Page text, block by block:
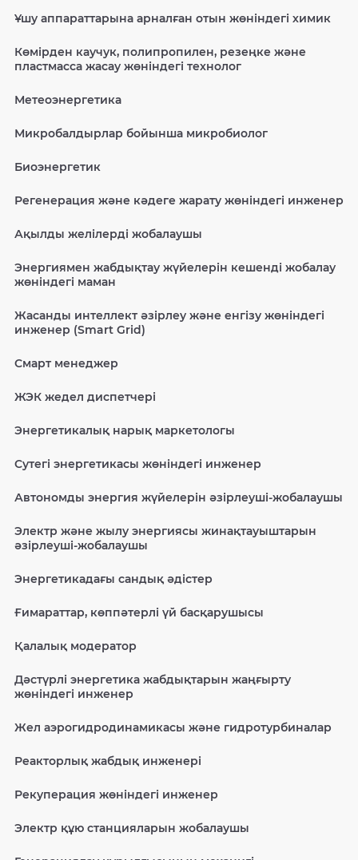
Ұшу аппараттарына арналған отын жөніндегі химик
Көмірден каучук, полипропилен, резеңке және
пластмасса жасау жөніндегі технолог
Метеоэнергетика
Микробалдырлар бойынша микробиолог
Биоэнергетик
Регенерация және кәдеге жарату жөніндегі инженер
Ақылды желілерді жобалаушы
Энергиямен жабдықтау жүйелерін кешенді жобалау
жөніндегі маман
Жасанды интеллект әзірлеу және енгізу жөніндегі
инженер (Smart Grid)
Смарт менеджер
ЖЭК жедел диспетчері
Энергетикалық нарық маркетологы
Сутегі энергетикасы жөніндегі инженер
Автономды энергия жүйелерін әзірлеуші-жобалаушы
Электр және жылу энергиясы жинақтауыштарын
әзірлеуші-жобалаушы
Энергетикадағы сандық әдістер
Ғимараттар, көппәтерлі үй басқарушысы
Қалалық модератор
Дәстүрлі энергетика жабдықтарын жаңғырту
жөніндегі инженер
Жел аэрогидродинамикасы және гидротурбиналар
Реакторлық жабдық инженері
Рекуперация жөніндегі инженер
Электр құю станцияларын жобалаушы